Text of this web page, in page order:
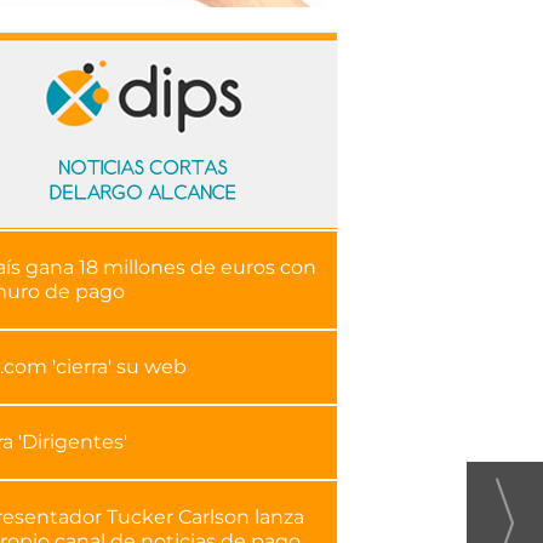
gana 18 millones de euros con
de pago
'cierra' su web
'Dirigentes'
Tucker Carlson lanza